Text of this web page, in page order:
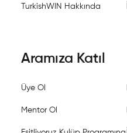
TurkishWIN Hakkında
Aramıza Katıl
Üye Ol
Mentor Ol